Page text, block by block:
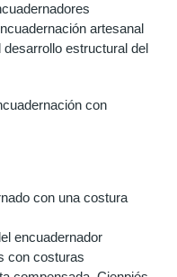
artesanal
estructural del
con
con una costura
encuadernador
con costuras